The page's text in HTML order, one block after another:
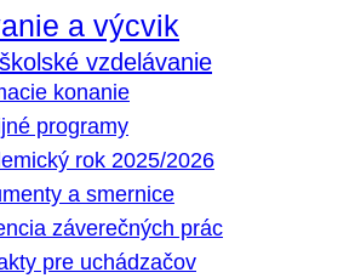
a výcvik
vzdelávanie
konanie
programy
rok 2025/2026
a smernice
záverečných prác
pre uchádzačov